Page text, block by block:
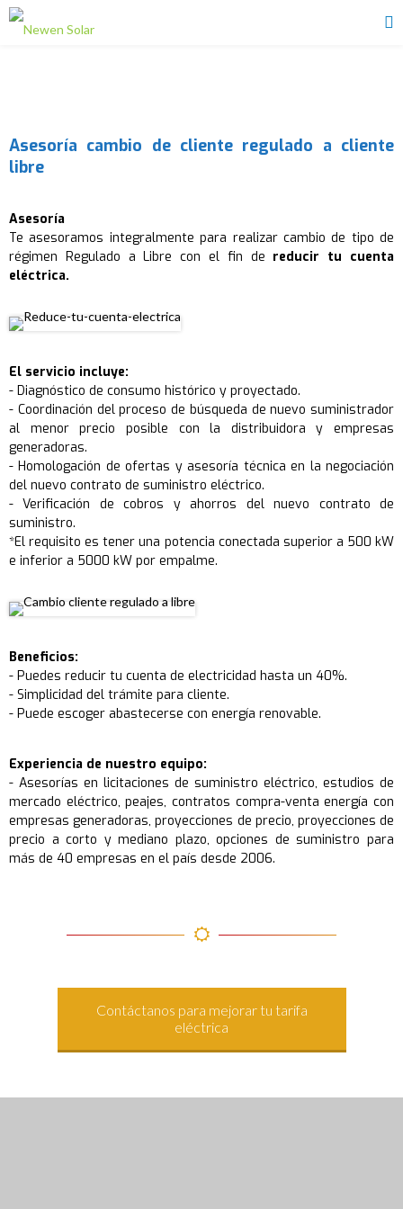
Asesoría cambio de cliente regulado a cliente
libre
Asesoría
Te asesoramos integralmente para realizar cambio de tipo de
régimen Regulado a Libre con el fin de reducir tu cuenta
eléctrica.
El servicio incluye:
- Diagnóstico de consumo histórico y proyectado.
- Coordinación del proceso de búsqueda de nuevo suministrador
al menor precio posible con la distribuidora y empresas
generadoras.
- Homologación de ofertas y asesoría técnica en la negociación
del nuevo contrato de suministro eléctrico.
- Verificación de cobros y ahorros del nuevo contrato de
suministro.
*El requisito es tener una potencia conectada superior a 500 kW
e inferior a 5000 kW por empalme.
Beneficios:
- Puedes reducir tu cuenta de electricidad hasta un 40%.
- Simplicidad del trámite para cliente.
- Puede escoger abastecerse con energía renovable.
Experiencia de nuestro equipo:
- Asesorías en licitaciones de suministro eléctrico, estudios de
mercado eléctrico, peajes, contratos compra-venta energía con
empresas generadoras, proyecciones de precio, proyecciones de
precio a corto y mediano plazo, opciones de suministro para
más de 40 empresas en el país desde 2006.
Contáctanos para mejorar tu tarifa
eléctrica